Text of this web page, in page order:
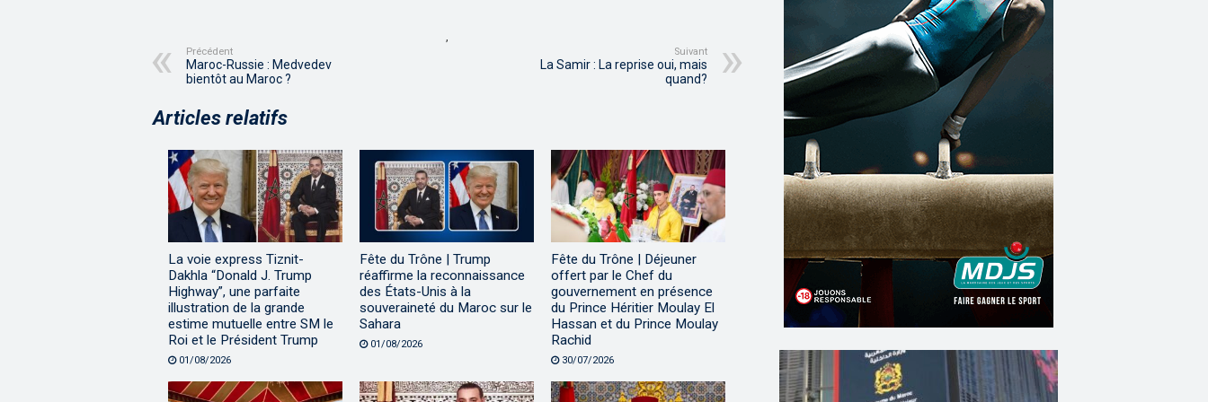
Précédent
Maroc-Russie : Medvedev
bientôt au Maroc ?
Suivant
La Samir : La reprise oui, mais
quand?
Articles relatifs
La voie express Tiznit-
Dakhla “Donald J. Trump
Highway”, une parfaite
illustration de la grande
estime mutuelle entre SM le
Roi et le Président Trump
01/08/2026
Fête du Trône | Trump
réaffirme la reconnaissance
des États-Unis à la
souveraineté du Maroc sur le
Sahara
01/08/2026
Fête du Trône | Déjeuner
offert par le Chef du
gouvernement en présence
du Prince Héritier Moulay El
Hassan et du Prince Moulay
Rachid
30/07/2026